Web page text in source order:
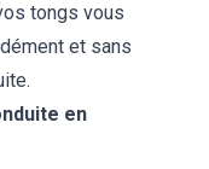
tongs vous
et sans
en